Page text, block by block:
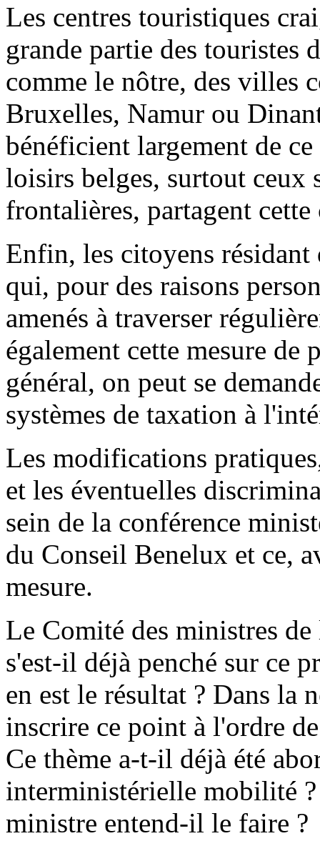
Les centres touristiques
grande partie des touristes
comme le nôtre, des villes
Bruxelles, Namur ou
bénéficient largement de
loisirs belges, surtout ceux
frontalières, partagent cette
Enfin, les citoyens résidant
qui, pour des raisons
amenés à traverser
également cette mesure
général, on peut se
systèmes de taxation à
Les modifications
et les éventuelles
sein de la conférence
du Conseil Benelux et ce,
mesure.
Le Comité des ministres
s'est-il déjà penché sur ce
en est le résultat ? Dans la
inscrire ce point à l'ordre
Ce thème a-t-il déjà été
interministérielle mobilité
ministre entend-il le faire ?